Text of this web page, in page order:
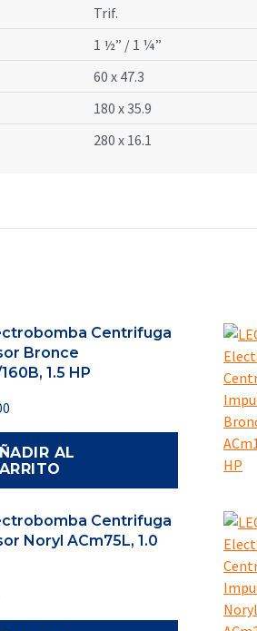
Trif.
1 ½” / 1 ¼”
60 x 47.3
180 x 35.9
280 x 16.1
Centrifuga
Bronce
1.5 HP
AL
Centrifuga
Noryl ACm75L, 1.0